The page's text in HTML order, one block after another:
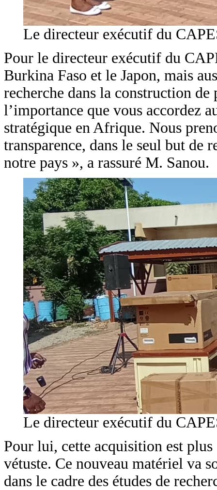
Le directeur exécutif du
Pour le directeur exécutif du
Burkina Faso et le Japon, mais
recherche dans la construction
l’importance que vous accordez
stratégique en Afrique. Nous
transparence, dans le seul but de
notre pays », a rassuré M. Sanou.
Le directeur exécutif du
Pour lui, cette acquisition est
vétuste. Ce nouveau matériel va
dans le cadre des études de